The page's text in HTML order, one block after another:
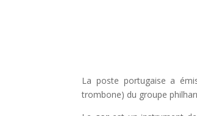
La poste portugaise a
trombone) du groupe